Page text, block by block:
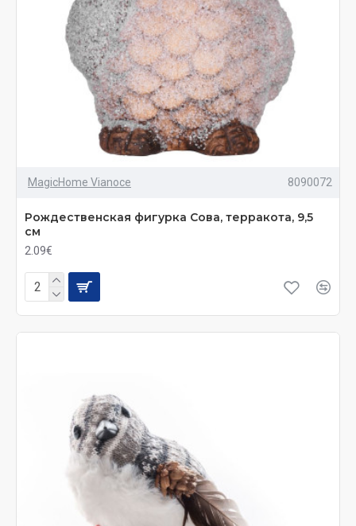
MagicHome Vianoce 8090072
Рождественская фигурка Сова, терракота, 9,5
см
2.09€